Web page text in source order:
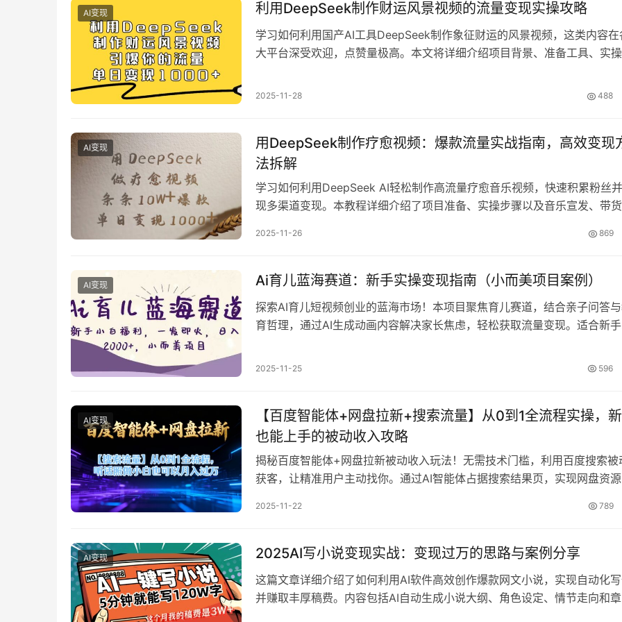
AI变现 利用DeepSeek制作财运风景视频的流量变现实操攻略
学习如何利用国产AI工具DeepSeek制作象征财运的风景视频，这类内容在
大平台深受欢迎，点赞量极高。本文将详细介绍项目背景、准备工具、实操
2025-11-28 488
AI变现
用DeepSeek制作疗愈视频：爆款流量实战指南，高效变现
法拆解
学习如何利用DeepSeek AI轻松制作高流量疗愈音乐视频，快速积累粉丝
现多渠道变现。本教程详细介绍了项目准备、实操步骤以及音乐宣发、带货
0+。适合想要通过短视频创业的新手，掌握AI视频制作技巧，轻松开启副
2025-11-26 869
AI变现 Ai育儿蓝海赛道：新手实操变现指南（小而美项目案例）
探索AI育儿短视频创业的蓝海市场！本项目聚焦育儿赛道，结合亲子问答
育哲理，通过AI生成动画内容解决家长焦虑，轻松获取流量变现。适合新手
期准备、实操教程及多元变现方式，助你掘金育儿市场，打造可持续的创业
2025-11-25 596
AI变现
【百度智能体+网盘拉新+搜索流量】从0到1全流程实操，
也能上手的被动收入攻略
揭秘百度智能体+网盘拉新被动收入玩法！无需技术门槛，利用百度搜索被
获客，让精准用户主动找你。通过AI智能体占据搜索结果页，实现网盘资源
准备工作、实操流程和注意事项，手把手教你建立可持续的被动收入系统
2025-11-22 789
AI变现 2025AI写小说变现实战：变现过万的思路与案例分享
这篇文章详细介绍了如何利用AI软件高效创作爆款网文小说，实现自动化
并赚取丰厚稿费。内容包括AI自动生成小说大纲、角色设定、情节走向和章